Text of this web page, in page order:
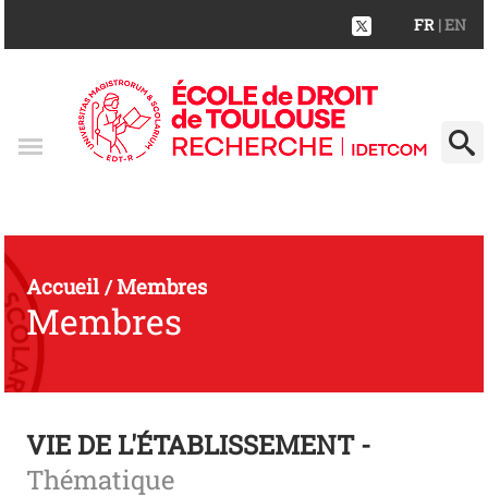
FR | EN
Accueil/Membres
Membres
VIE DE L'ÉTABLISSEMENT -
Thématique